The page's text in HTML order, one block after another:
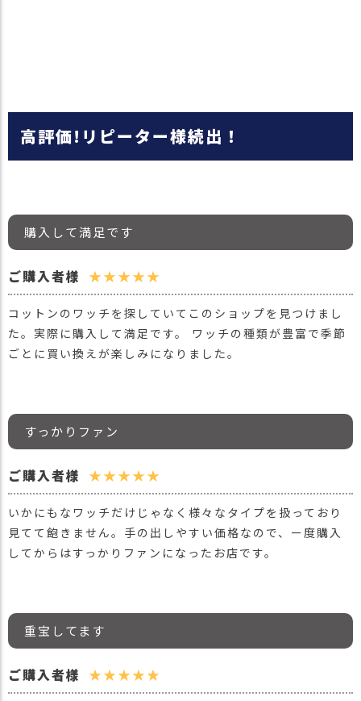
高評価!リピーター様続出！
購入して満足です
ご購入者様 ★★★★★
コットンのワッチを探していてこのショップを見つけまし
た。実際に購入して満足です。 ワッチの種類が豊富で季節
ごとに買い換えが楽しみになりました。
すっかりファン
ご購入者様 ★★★★★
いかにもなワッチだけじゃなく様々なタイプを扱っており
見てて飽きません。手の出しやすい価格なので、ー度購入
してからはすっかりファンになったお店です。
重宝してます
ご購入者様 ★★★★★